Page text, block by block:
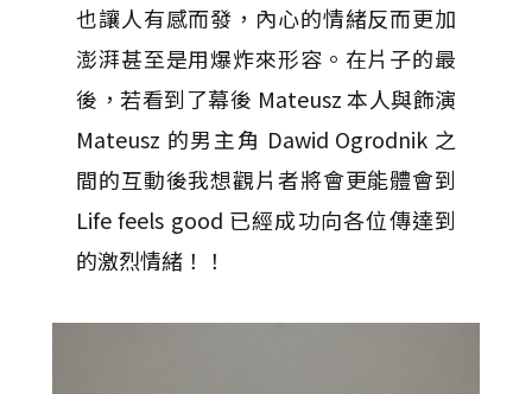
也讓人有感而發，內心的情緒反而更加
澎湃甚至是用爆炸來形容。在片子的最
後，若看到了幕後 Mateusz 本人與飾演
Mateusz 的男主角 Dawid Ogrodnik 之
間的互動後我想觀片者將會更能體會到
Life feels good 已經成功向各位傳達到
的激烈情緒！！